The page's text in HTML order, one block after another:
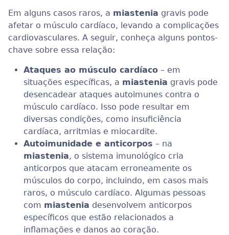
Em alguns casos raros, a miastenia gravis pode
afetar o músculo cardíaco, levando a complicações
cardiovasculares. A seguir, conheça alguns pontos-
chave sobre essa relação:
Ataques ao músculo cardíaco – em
situações específicas, a miastenia gravis pode
desencadear ataques autoimunes contra o
músculo cardíaco. Isso pode resultar em
diversas condições, como insuficiência
cardíaca, arritmias e miocardite.
Autoimunidade e anticorpos – na
miastenia, o sistema imunológico cria
anticorpos que atacam erroneamente os
músculos do corpo, incluindo, em casos mais
raros, o músculo cardíaco. Algumas pessoas
com miastenia desenvolvem anticorpos
específicos que estão relacionados a
inflamações e danos ao coração.